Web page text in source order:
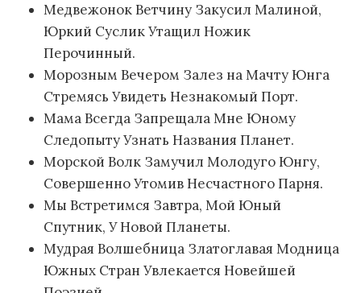
Медвежонок Ветчину Закусил Малиной,
Юркий Суслик Утащил Ножик
Перочинный.
Морозным Вечером Залез на Мачту Юнга
Стремясь Увидеть Незнакомый Порт.
Мама Всегда Запрещала Мне Юному
Следопыту Узнать Названия Планет.
Морской Волк Замучил Молодуго Юнгу,
Совершенно Утомив Несчастного Парня.
Мы Встретимся Завтра, Мой Юный
Спутник, У Новой Планеты.
Мудрая Волшебница Златоглавая Модница
Южных Стран Увлекается Новейшей